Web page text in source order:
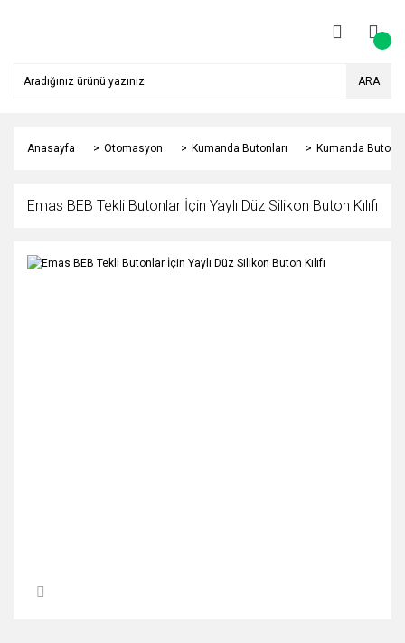
ARA
Anasayfa Otomasyon Kumanda Butonları Kumanda
Emas BEB Tekli Butonlar İçin Yaylı Düz Silikon Buton Kılıfı